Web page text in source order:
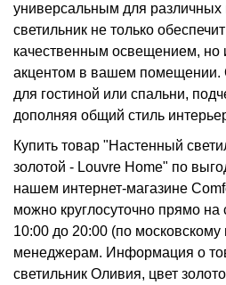
универсальным для различных
светильник не только
качественным освещением, но
акцентом в вашем помещении.
для гостиной или спальни,
дополняя общий стиль
Купить товар "Настенный
золотой - Louvre Home" по
нашем интернет-магазине
можно круглосуточно прямо на
10:00 до 20:00 (по
менеджерам. Информация о
светильник Оливия, цвет